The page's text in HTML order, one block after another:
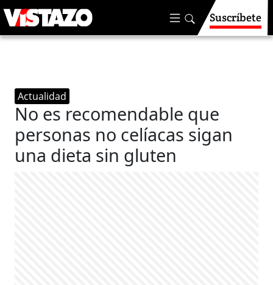
Suscríbete
Actualidad
No es recomendable que
personas no celíacas sigan
una dieta sin gluten